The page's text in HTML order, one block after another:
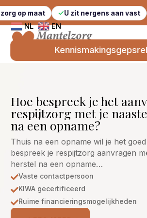
U zit nergens aan vast Altijd
NL EN
Hoe bespreek je het
respijtzorg met je
na een opname?
Thuis na een opname wil je het
bespreek je respijtzorg aanvragen
herstel na een opname…
Vaste contactpersoon
KIWA gecertificeerd
Ruime financieringsmogelijkheden